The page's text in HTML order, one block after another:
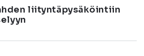
liityntäpysäköintiin